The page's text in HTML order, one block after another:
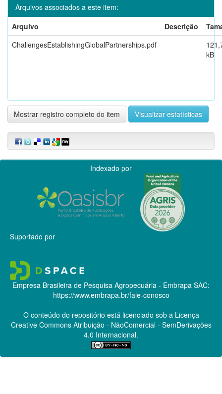
Arquivos associados a este item:
Arquivo
Descrição
ChallengesEstablishingGlobalPartnerships.pdf
kB
Mostrar registro completo do item Visualizar estatísticas
Indexado por
Suportado por
Empresa Brasileira de Pesquisa Agropecuária - Embrapa SAC:
https://www.embrapa.br/fale-conosco
O conteúdo do repositório está licenciado sob a Licença
Creative CommonsAtribuição - NãoComercial - SemDerivações
4.0 Internacional.